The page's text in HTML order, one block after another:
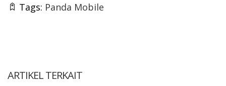
Tags: Panda Mobile
ARTIKEL TERKAIT